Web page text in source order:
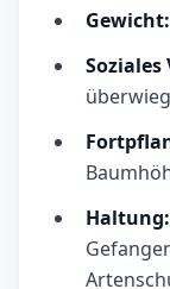
Gewicht:
Haltung: